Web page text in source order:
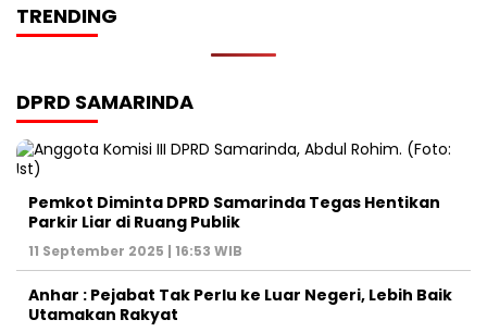
TRENDING
DPRD SAMARINDA
Pemkot Diminta DPRD Samarinda Tegas Hentikan
Parkir Liar di Ruang Publik
11 September 2025 | 16:53 WIB
Anhar : Pejabat Tak Perlu ke Luar Negeri, Lebih Baik
Utamakan Rakyat